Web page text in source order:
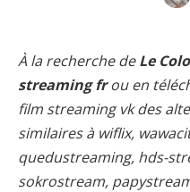
À la recherche deLe
streaming frou en
film streaming vk des
similaires à wiflix,
quedustreaming, hds-
sokrostream,